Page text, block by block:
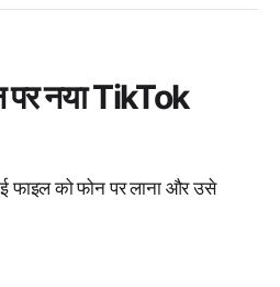
नया TikTok
फाइल को फोन पर लाना और उसे